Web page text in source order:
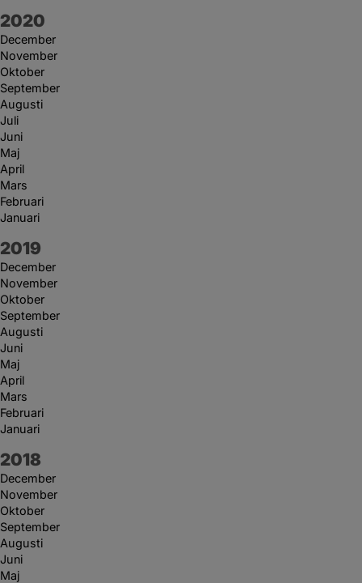
År:
2020
December
November
Oktober
September
Augusti
Juli
Juni
Maj
April
Mars
Februari
Januari
År:
2019
December
November
Oktober
September
Augusti
Juni
Maj
April
Mars
Februari
Januari
År:
2018
December
November
Oktober
September
Augusti
Juni
Maj